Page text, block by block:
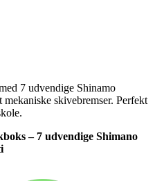
7 udvendige Shinamo
skivebremser. Perfekt
– 7 udvendige Shimano